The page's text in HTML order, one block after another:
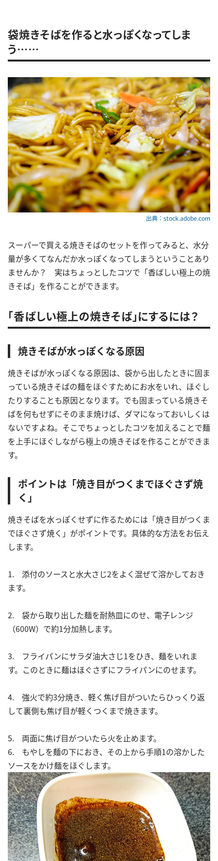
袋焼きそばを作ると水っぽくなってしま
う……
出典：stock.adobe.com
スーパーで買える焼きそばのセットを作ってみると、水分
量が多くてなんだか水っぽくなってしまうということあり
ませんか？ 実はちょっとしたコツで「香ばしい極上の焼
きそば」を作ることができます。
「香ばしい極上の焼きそば」にするには？
焼きそばが水っぽくなる原因
焼きそばが水っぽくなる原因は、袋から出したときに固ま
っている焼きそばの麺をほぐすためにお水をいれ、ほぐし
たりすることも原因となります。でも固まっている焼きそ
ばを何もせずにそのまま焼けば、ダマになっておいしくは
ないですよね。そこでちょっとしたコツを加えることで麺
を上手にほぐしながら極上の焼きそばを作ることができま
す。
ポイントは「焼き目がつくまでほぐさず焼
く」
焼きそばを水っぽくせずに作るためには「焼き目がつくま
でほぐさず焼く」がポイントです。具体的な方法をお伝え
します。
1. 添付のソースと水大さじ2をよく混ぜて溶かしておき
ます。
2. 袋から取り出した麺を耐熱皿にのせ、電子レンジ
（600W）で約1分加熱します。
3. フライパンにサラダ油大さじ1をひき、麺をいれま
す。このときに麺はほぐさずにフライパンにのせます。
4. 強火で約3分焼き、軽く焦げ目がついたらひっくり返
して裏側も焦げ目が軽くつくまで焼きます。
5. 両面に焦げ目がついたら火を止めます。
6. もやしを麺の下におき、その上から手順1の溶かした
ソースをかけ麺をほぐします。